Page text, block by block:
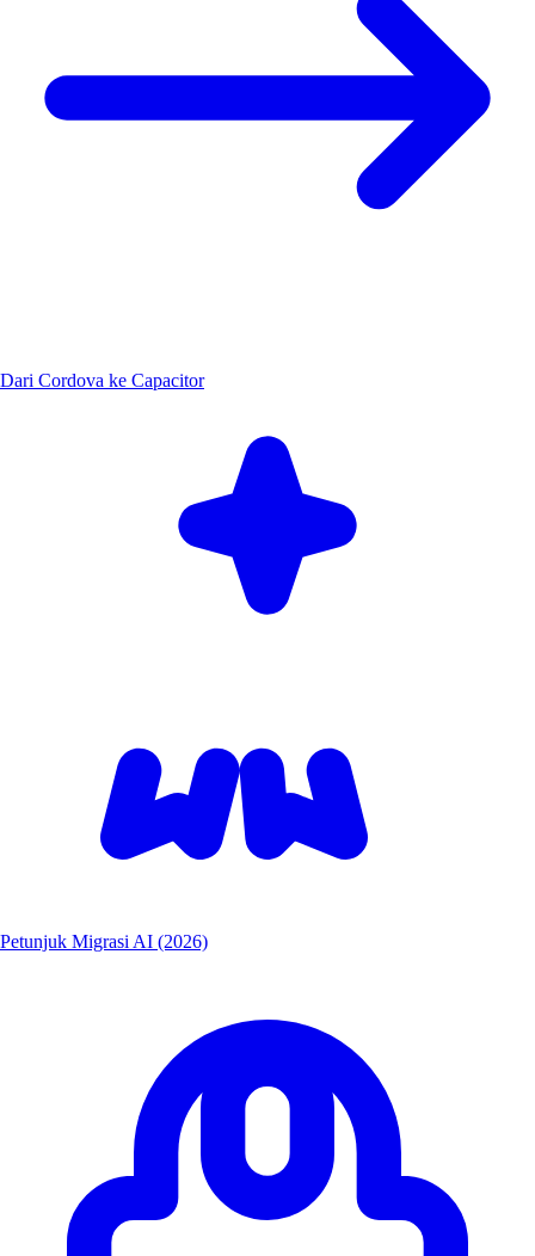
Dari Cordova ke Capacitor
Petunjuk Migrasi AI (2026)